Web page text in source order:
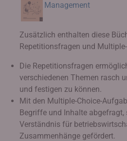
Management
Zusätzlich enthalten diese
Repetitionsfragen und
Die Repetitionsfragen
verschiedenen Themen rasch
und festigen zu können.
Mit den Multiple-Choice-
Begriffe und Inhalte abgefragt,
Verständnis für
Zusammenhänge gefördert.